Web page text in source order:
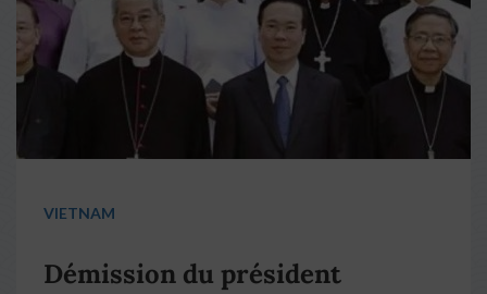
VIETNAM
Démission du président